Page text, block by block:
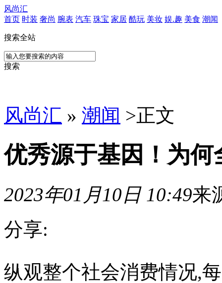
风尚汇
首页 时装 奢尚 腕表 汽车 珠宝 家居 酷玩 美妆 娱.趣 美食 潮闻
搜索全站
搜索
风尚汇 » 潮闻 >正文
优秀源于基因！为
2023年01月10日 10:49来
分享:
观
整
纵观整个社会消费情况,